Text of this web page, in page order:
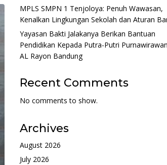
MPLS SMPN 1 Tenjoloya: Penuh Wawasan,
Kenalkan Lingkungan Sekolah dan Aturan
Yayasan Bakti Jalakanya Berikan Bantuan
Pendidikan Kepada Putra-Putri
AL Rayon Bandung
Recent Comments
No comments to show.
Archives
August 2026
July 2026